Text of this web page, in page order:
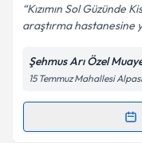
Kişisel
Metni'ni
kapsamda
Kızımın Sol Güzünde
araştırma hastanesine
Şehmus Arı Özel
15 Temmuz Mahallesi
Randevu